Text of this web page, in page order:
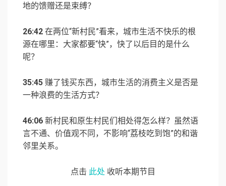
地的馈赠还是束缚？
26:42 在两位“新村民”看来，城市生活不快乐的根
源在哪里：大家都要“快”，快了以后目的是什么
呢？
35:45 赚了钱买东西，城市生活的消费主义是否是
一种浪费的生活方式？
46:06 新村民和原生村民们相处得怎么样？虽然语
言不通、价值观不同，不影响“荔枝吃到饱”的和谐
邻里关系。
点击 此处 收听本期节目